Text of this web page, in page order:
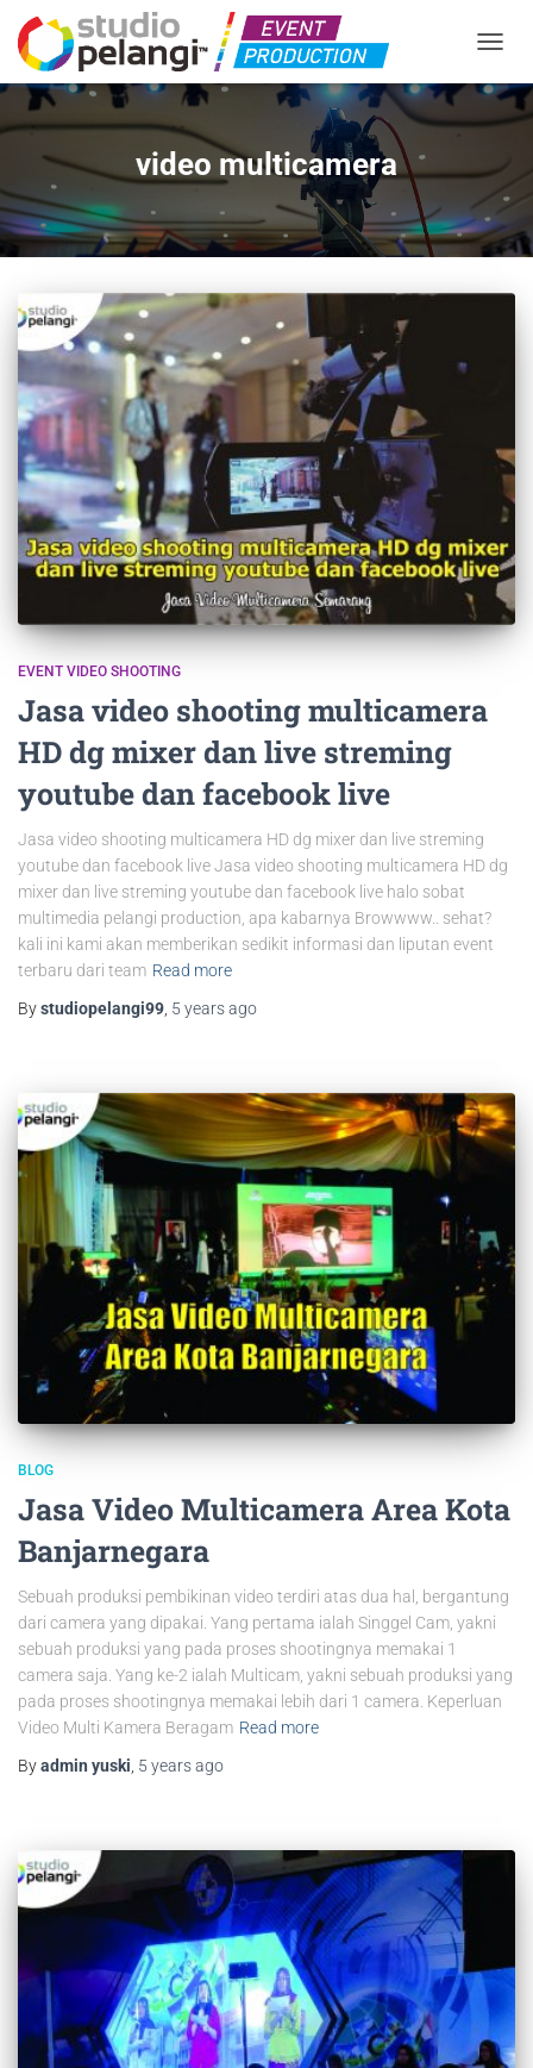
video multicamera
EVENT VIDEO SHOOTING
Jasa video shooting multicamera
HD dg mixer dan live streming
youtube dan facebook live
Jasa video shooting multicamera HD dg mixer dan live streming
youtube dan facebook live Jasa video shooting multicamera HD dg
mixer dan live streming youtube dan facebook live halo sobat
multimedia pelangi production, apa kabarnya Browwww.. sehat?
kali ini kami akan memberikan sedikit informasi dan liputan event
terbaru dari team Read more
Bystudiopelangi99 5 yearsago
BLOG
Jasa Video Multicamera Area Kota
Banjarnegara
Sebuah produksi pembikinan video terdiri atas dua hal, bergantung
dari camera yang dipakai. Yang pertama ialah Singgel Cam, yakni
sebuah produksi yang pada proses shootingnya memakai 1
camera saja. Yang ke-2 ialah Multicam, yakni sebuah produksi yang
pada proses shootingnya memakai lebih dari 1 camera. Keperluan
Video Multi Kamera Beragam Read more
Byadmin yuski, 5 yearsago